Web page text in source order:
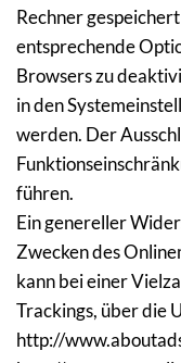
Rechner
entsprechende
Browsers zu
in den
werden. Der
führen.
Ein genereller
Zwecken des
kann bei einer
Trackings, über die
http://